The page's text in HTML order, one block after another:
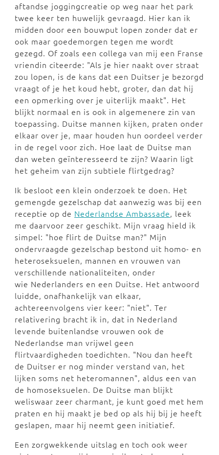
aftandse joggingcreatie op weg naar het park
twee keer ten huwelijk gevraagd. Hier kan ik
midden door een bouwput lopen zonder dat er
ook maar goedemorgen tegen me wordt
gezegd. Of zoals een collega van mij een Franse
vriendin citeerde: "Als je hier naakt over straat
zou lopen, is de kans dat een Duitser je bezorgd
vraagt of je het koud hebt, groter, dan dat hij
een opmerking over je uiterlijk maakt". Het
blijkt normaal en is ook in algemenere zin van
toepassing. Duitse mannen kijken, praten onder
elkaar over je, maar houden hun oordeel verder
in de regel voor zich. Hoe laat de Duitse man
dan weten geïnteresseerd te zijn? Waarin ligt
het geheim van zijn subtiele flirtgedrag?
Ik besloot een klein onderzoek te doen. Het
gemengde gezelschap dat aanwezig was bij een
receptie op de Nederlandse Ambassade, leek
me daarvoor zeer geschikt. Mijn vraag hield ik
simpel: "hoe flirt de Duitse man?" Mijn
ondervraagde gezelschap bestond uit homo- en
heteroseksuelen, mannen en vrouwen van
verschillende nationaliteiten, onder
wie Nederlanders en een Duitse. Het antwoord
luidde, onafhankelijk van elkaar,
achtereenvolgens vier keer: "niet". Ter
relativering bracht ik in, dat in Nederland
levende buitenlandse vrouwen ook de
Nederlandse man vrijwel geen
flirtvaardigheden toedichten. "Nou dan heeft
de Duitser er nog minder verstand van, het
lijken soms net heteromannen", aldus een van
de homoseksuelen. De Duitse man blijkt
weliswaar zeer charmant, je kunt goed met hem
praten en hij maakt je bed op als hij bij je heeft
geslapen, maar hij neemt geen initiatief.
Een zorgwekkende uitslag en toch ook weer